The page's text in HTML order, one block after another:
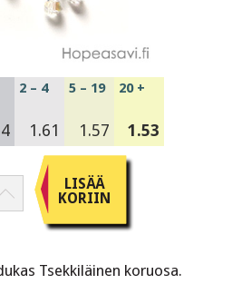
Tsekkiläinen koruosa.
2 – 4
1.61
5 – 19
1.57
20 +
1.53
LISÄÄ
KORIIN